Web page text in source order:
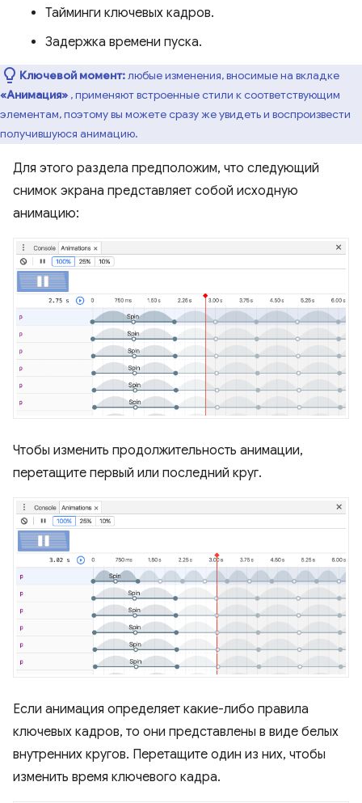
Тайминги ключевых кадров.
Задержка времени пуска.
Ключевой момент:любые изменения, вносимые на вкладке
«Анимация» , применяют встроенные стили к соответствующим
элементам, поэтому вы можете сразу же увидеть и воспроизвести
получившуюся анимацию.
Для этого раздела предположим, что следующий
снимок экрана представляет собой исходную
анимацию:
Чтобы изменить продолжительность анимации,
перетащите первый или последний круг.
Если анимация определяет какие-либо правила
ключевых кадров, то они представлены в виде белых
внутренних кругов. Перетащите один из них, чтобы
изменить время ключевого кадра.